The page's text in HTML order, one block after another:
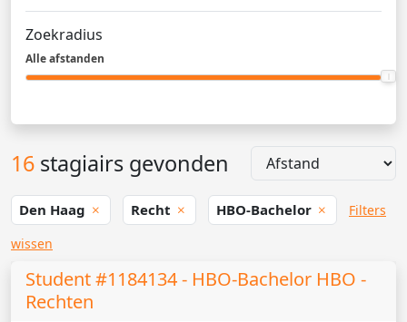
Zoekradius
Alle afstanden
16 stagiairs gevonden
Den Haag Recht HBO-Bachelor
Filters
wissen
Student #1184134 - HBO-Bachelor HBO -
Rechten